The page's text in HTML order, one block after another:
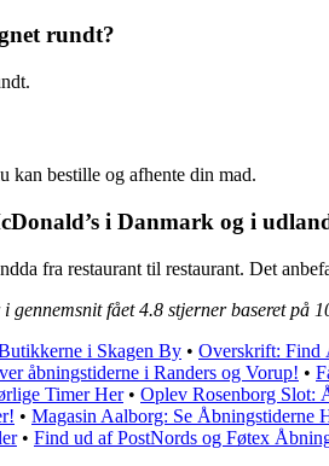
rundt?
kan bestille og afhente din mad.
i Danmark og i
fra restaurant til restaurant. Det
gennemsnit fået4.8 stjerner baseret på
i Skagen By • Overskrift: Find
åbningstiderne i Randers og Vorup! •
Timer Her• Oplev Rosenborg Slot:
• Magasin Aalborg: Se Åbningstiderne
• Find ud af PostNords og Føtex